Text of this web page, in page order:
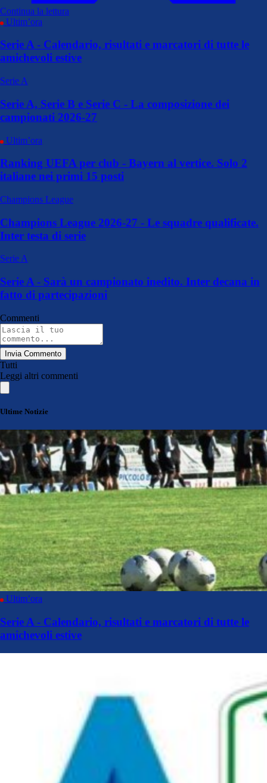
Continua la lettura
Ultim’ora
Serie A - Calendario, risultati e marcatori di tutte le
amichevoli estive
Serie A
Serie A, Serie B e Serie C - La composizione dei
campionati 2026-27
Ultim’ora
Ranking UEFA per club - Bayern al vertice. Solo 2
italiane nei primi 15 posti
Champions League
Champions League 2026-27 - Le squadre qualificate.
Inter testa di serie
Serie A
Serie A - Sarà un campionato inedito. Inter decana in
fatto di partecipazioni
Commenti
Invia Commento
Tutti
Leggi altri commenti
Ultime Notizie
Ultim’ora
Serie A - Calendario, risultati e marcatori di tutte le
amichevoli estive